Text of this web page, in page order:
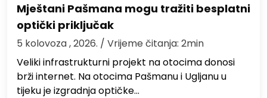
Mještani Pašmana mogu tražiti besplatni
optički priključak
5 kolovoza , 2026. / Vrijeme čitanja: 2min
Veliki infrastrukturni projekt na otocima donosi
brži internet. Na otocima Pašmanu i Ugljanu u
tijeku je izgradnja optičke…